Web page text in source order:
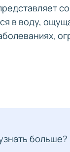
в воду,
больше?